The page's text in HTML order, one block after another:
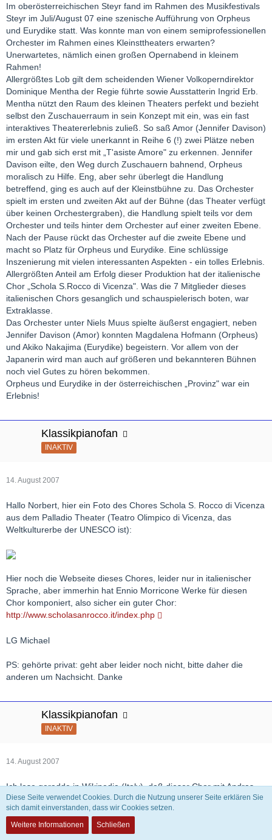
Im oberösterreichischen Steyr fand im Rahmen des Musikfestivals
Steyr im Juli/August 07 eine szenische Aufführung von Orpheus
und Eurydike statt. Was konnte man von einem semiprofessionellen
Orchester im Rahmen eines Kleinsttheaters erwarten?
Unerwartetes, nämlich einen großen Opernabend in kleinem
Rahmen!
Allergrößtes Lob gilt dem scheidenden Wiener Volkoperndirektor
Dominique Mentha der Regie führte sowie Ausstatterin Ingrid Erb.
Mentha nützt den Raum des kleinen Theaters perfekt und bezieht
selbst den Zuschauerraum in sein Konzept mit ein, was ein fast
interaktives Theatererlebnis zuließ. So saß Amor (Jennifer Davison)
im ersten Akt für viele unerkannt in Reihe 6 (!) zwei Plätze neben
mir und gab sich erst mit „T'asiste Amore" zu erkennen. Jennifer
Davison eilte, den Weg durch Zuschauern bahnend, Orpheus
moralisch zu Hilfe. Eng, aber sehr überlegt die Handlung
betreffend, ging es auch auf der Kleinstbühne zu. Das Orchester
spielt im ersten und zweiten Akt auf der Bühne (das Theater verfügt
über keinen Orchestergraben), die Handlung spielt teils vor dem
Orchester und teils hinter dem Orchester auf einer zweiten Ebene.
Nach der Pause rückt das Orchester auf die zweite Ebene und
macht so Platz für Orpheus und Eurydike. Eine schlüssige
Inszenierung mit vielen interessanten Aspekten - ein tolles Erlebnis.
Allergrößten Anteil am Erfolg dieser Produktion hat der italienische
Chor „Schola S.Rocco di Vicenza". Was die 7 Mitglieder dieses
italienischen Chors gesanglich und schauspielerisch boten, war
Extraklasse.
Das Orchester unter Niels Muus spielte äußerst engagiert, neben
Jennifer Davison (Amor) konnten Magdalena Hofmann (Orpheus)
und Akiko Nakajima (Eurydike) begeistern. Vor allem von der
Japanerin wird man auch auf größeren und bekannteren Bühnen
noch viel Gutes zu hören bekommen.
Orpheus und Eurydike in der österreichischen „Provinz" war ein
Erlebnis!
Klassikpianofan
INAKTIV
14. August 2007
Hallo Norbert, hier ein Foto des Chores Schola S. Rocco di Vicenza
aus dem Palladio Theater (Teatro Olimpico di Vicenza, das
Weltkulturerbe der UNESCO ist):
Hier noch die Webseite dieses Chores, leider nur in italienischer
Sprache, aber immerhin hat Ennio Morricone Werke für diesen
Chor komponiert, also sicher ein guter Chor:
http://www.scholasanrocco.it/index.php
LG Michael
PS: gehörte privat: geht aber leider noch nicht, bitte daher die
anderen um Nachsicht. Danke
Klassikpianofan
INAKTIV
14. August 2007
Ich lese geradde in Wikipedia (Italy), daß dieser Chor mit Andras
Schiff die Chorfantasie op.80 von Beethoven im Jahr 2000 in
Vicenza aufgeführt hat, Norbert
Diese Seite verwendet Cookies. Durch die Nutzung unserer Seite erklären Sie
sich damit einverstanden, dass wir Cookies setzen.
Weitere Informationen
Schließen